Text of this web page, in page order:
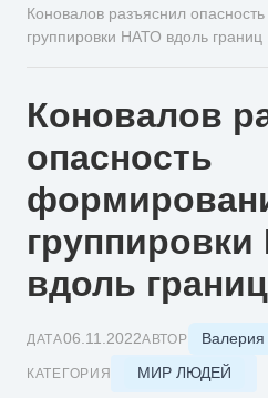
Коновалов разъяснил
группировки НАТО вдоль границ
Коновалов
опасность
вдоль
ДАТА06.11.2022АВТОР
КАТЕГОРИЯ МИР ЛЮДЕЙ